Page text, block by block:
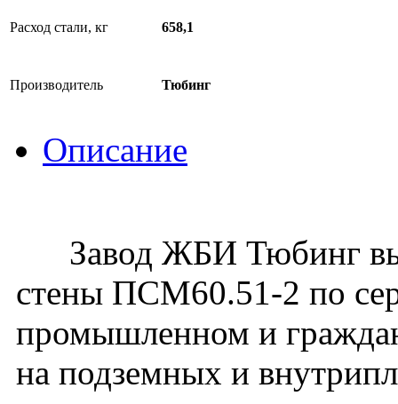
Расход стали, кг 658,1
Производитель Тюбинг
Описание
Завод ЖБИ Тюбинг
стены ПСМ60.51-2 по
промышленном и
на подземных и